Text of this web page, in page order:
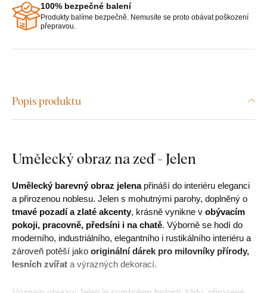
100% bezpečné balení
Produkty balíme bezpečně. Nemusíte se proto obávat poškození
přepravou.
Popis produktu
Umělecký obraz na zeď - Jelen
Umělecký barevný obraz jelenapřináší do interiéru eleganci
a přirozenou noblesu. Jelen s mohutnými parohy, doplněný o
tmavé pozadí a zlaté akcenty, krásně vynikne v obývacím
pokoji, pracovně, předsíni i na chatě. Výborně se hodí do
moderního, industriálního, elegantního i rustikálního interiéru a
zároveň potěší jako originální dárek pro milovníky přírody,
lesních zvířat a výrazných dekorací.